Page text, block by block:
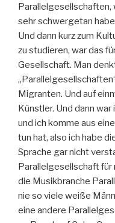
Parallelgesellschaften,
sehr schwergetan
Und dann kurz zum
zu studieren, war das
Gesellschaft. Man
Migranten. Und auf
Künstler. Und dann
und ich komme aus
tun hat, also ich habe
Sprache gar nicht
Parallelgesellschaft für
die Musikbranche
nie so viele weiße
eine andere